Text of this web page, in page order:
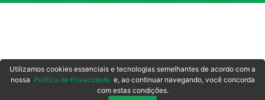
Utilizamos cookies essenciais e tecnologias semelhantes de acordo com a
nossa Política de Privacidadee, ao continuar navegando, você concorda
com estas condições.